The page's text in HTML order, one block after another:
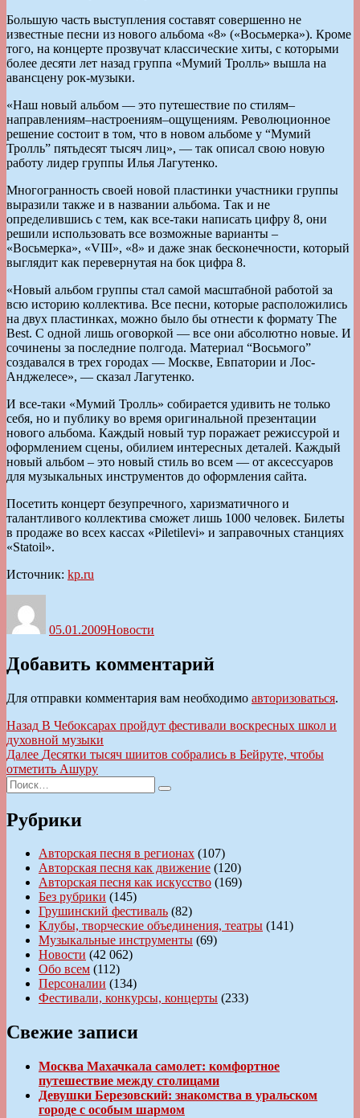
Большую часть выступления составят совершенно не
известные песни из нового альбома «8» («Восьмерка»). Кроме
того, на концерте прозвучат классические хиты, с которыми
более десяти лет назад группа «Мумий Тролль» вышла на
авансцену рок-музыки.
«Наш новый альбом — это путешествие по стилям–
направлениям–настроениям–ощущениям. Революционное
решение состоит в том, что в новом альбоме у “Мумий
Тролль” пятьдесят тысяч лиц», — так описал свою новую
работу лидер группы Илья Лагутенко.
Многогранность своей новой пластинки участники группы
выразили также и в названии альбома. Так и не
определившись с тем, как все-таки написать цифру 8, они
решили использовать все возможные варианты –
«Восьмерка», «VIII», «8» и даже знак бесконечности, который
выглядит как перевернутая на бок цифра 8.
«Новый альбом группы стал самой масштабной работой за
всю историю коллектива. Все песни, которые расположились
на двух пластинках, можно было бы отнести к формату The
Best. С одной лишь оговоркой — все они абсолютно новые. И
сочинены за последние полгода. Материал “Восьмого”
создавался в трех городах — Москве, Евпатории и Лос-
Анджелесе», — сказал Лагутенко.
И все-таки «Мумий Тролль» собирается удивить не только
себя, но и публику во время оригинальной презентации
нового альбома. Каждый новый тур поражает режиссурой и
оформлением сцены, обилием интересных деталей. Каждый
новый альбом – это новый стиль во всем — от аксессуаров
для музыкальных инструментов до оформления сайта.
Посетить концерт безупречного, харизматичного и
талантливого коллектива сможет лишь 1000 человек. Билеты
в продаже во всех кассах «Piletilevi» и заправочных станциях
«Statoil».
Источник: kp.ru
05.01.2009Новости
Добавить комментарий
Для отправки комментария вам необходимо авторизоваться.
Навигация
по
записям
Назад Предыдущая
запись:
В Чебоксарах пройдут фестивали воскресных школ и
духовной музыки
Далее Следующая
запись:
Десятки тысяч шиитов собрались в Бейруте, чтобы
отметить Ашуру
Искать:
Поиск
Рубрики
Авторская песня в регионах (107)
Авторская песня как движение (120)
Авторская песня как искусство (169)
Без рубрики (145)
Грушинский фестиваль (82)
Клубы, творческие объединения, театры (141)
Музыкальные инструменты (69)
Новости (42 062)
Обо всем (112)
Персоналии (134)
Фестивали, конкурсы, концерты (233)
Свежие записи
Москва Махачкала самолет: комфортное
путешествие между столицами
Девушки Березовский: знакомства в уральском
городе с особым шармом